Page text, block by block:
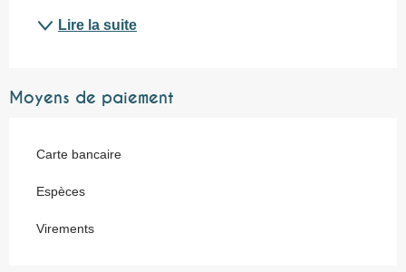
Lire la suite
Moyens de paiement
Carte bancaire
Espèces
Virements